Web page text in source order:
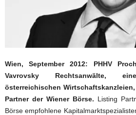
Wien, September 2012: PHHV
Vavrovsky Rechtsanwälte,
österreichischen
Partner der Wiener Börse. Listing
Börse empfohlene